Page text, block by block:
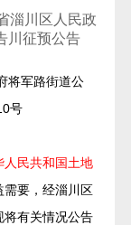
淄川区人民政
川征预公告
将军路街道公
号
人民共和国土地
需要，经淄川区
将有关情况公告